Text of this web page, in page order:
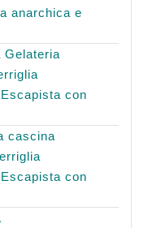
anarchica e
Gelateria
con
cascina
con